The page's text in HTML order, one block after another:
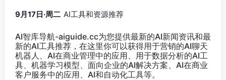
9月17日·周二 AI工具和资源推荐
AI智库导航-aiguide.cc为您提供最新的AI新闻资讯和最
新的AI工具推荐，在这里你可以获得用于营销的AI聊天
机器人、AI在商业管理中的应用、用于数据分析的AI工
具、机器学习模型、面向企业的AI解决方案、AI在商业
客户服务中的应用、AI和自动化工具等。